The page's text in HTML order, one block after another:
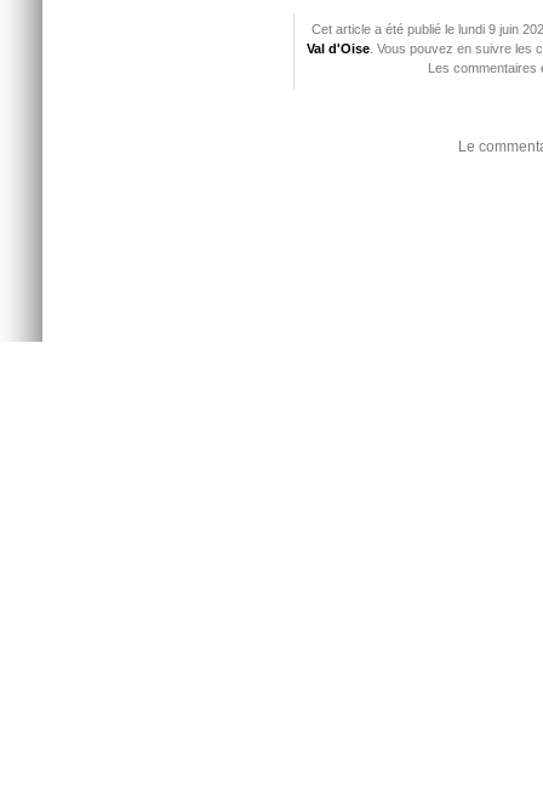
Cet article a été publié le lundi 9 juin
Val d'Oise . Vous pouvez en suivre les
Les commentaires
Le